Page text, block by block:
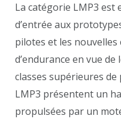
La catégorie LMP3 est
d’entrée aux
pilotes et les nouvelles
d’endurance en vue
classes supérieures
LMP3 présentent un
propulsées par un